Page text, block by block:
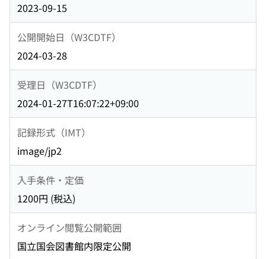
2023-09-15
公開開始日（W3CDTF）
2024-03-28
受理日（W3CDTF）
2024-01-27T16:07:22+09:00
記録形式（IMT）
image/jp2
入手条件・定価
1200円 (税込)
オンライン閲覧公開範囲
国立国会図書館内限定公開